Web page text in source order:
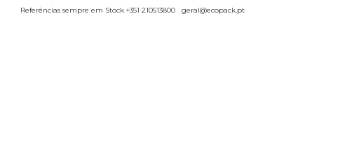
Referências sempre em Stock +351 210513800 geral@ecopack.pt